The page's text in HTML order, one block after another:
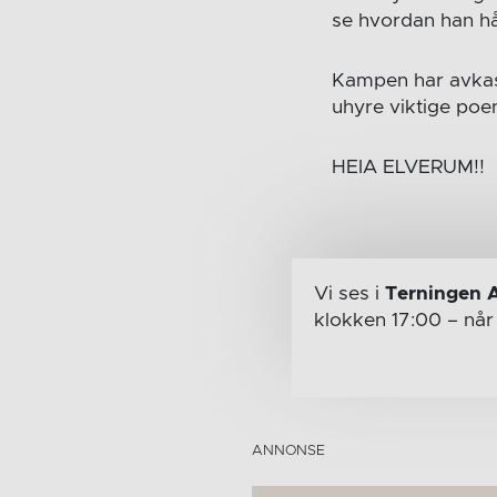
se hvordan han
Kampen har
uhyre viktige
HEIA ELVERUM!!
Vi ses i Terningen
klokken 17:00 –